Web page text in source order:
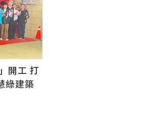
開工 打
綠建築